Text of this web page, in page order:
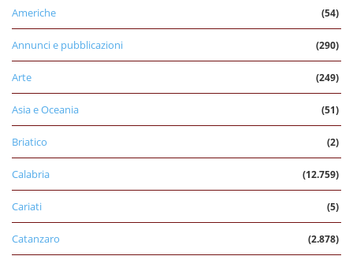
Americhe (54)
Annunci e pubblicazioni (290)
Arte (249)
Asia e Oceania (51)
Briatico (2)
Calabria (12.759)
Cariati (5)
Catanzaro (2.878)